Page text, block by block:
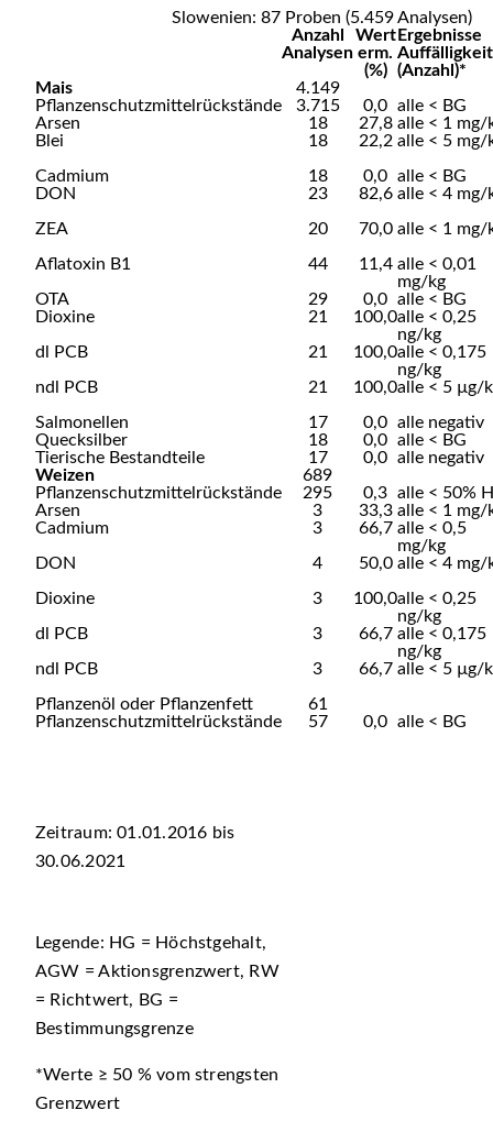
Slowenien: 87 Proben (5.459 Analysen)
Anzahl
Analysen
Wert
erm.
(%)
Ergebnisse
(Anzahl)*
Mais
4.149
Pflanzenschutzmittelrückstände
3.715 0,0 alle < BG
Arsen
18 27,8 alle < 1 mg/
Blei
18 22,2 alle < 5 mg/
Cadmium
18 0,0 alle < BG
DON
23 82,6 alle < 4 mg/
ZEA
20 70,0 alle < 1 mg/
Aflatoxin B1
44 11,4 alle < 0,01
mg/kg
OTA
29 0,0 alle < BG
Dioxine
21 100,0alle < 0,25
ng/kg
dl PCB
21 100,0alle < 0,175
ng/kg
ndl PCB
21 100,0alle < 5 µg/
Salmonellen
17 0,0 alle negativ
Quecksilber
18 0,0 alle < BG
Tierische Bestandteile
17 0,0 alle negativ
Weizen
689
Pflanzenschutzmittelrückstände
295 0,3 alle < 50%
Arsen
3 33,3 alle < 1 mg/
Cadmium
3 66,7 alle < 0,5
mg/kg
DON
4 50,0 alle < 4 mg/
Dioxine
3 100,0alle < 0,25
ng/kg
dl PCB
3 66,7 alle < 0,175
ng/kg
ndl PCB
3 66,7 alle < 5 µg/
Pflanzenöl oder Pflanzenfett
61
Pflanzenschutzmittelrückstände
57 0,0 alle < BG
Zeitraum: 01.01.2016 bis
30.06.2021
Legende: HG = Höchstgehalt,
AGW = Aktionsgrenzwert, RW
= Richtwert, BG =
Bestimmungsgrenze
*Werte ≥ 50 % vom strengsten
Grenzwert